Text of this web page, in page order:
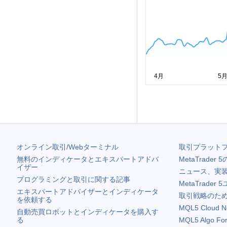
オンライン取引/Webターミナル
無料のインディケータとエキスパートアドバ
イザー
プログラミングと取引に関する記事
エキスパートアドバイザーとインディケータ
を依頼する
自動売買ロボットとインディケータを購入す
る
取引プラッ
MetaTrader 5
ニュース、実
MetaTrader 5
取引戦略のた
MQL5 Cloud
MQL5 Algo